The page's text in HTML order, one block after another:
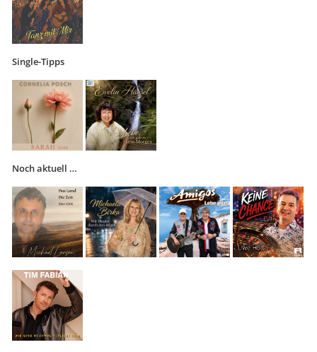
Single-Tipps
Noch aktuell …